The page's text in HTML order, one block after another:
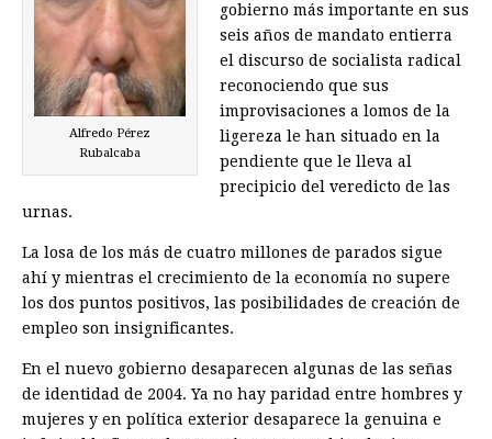
Alfredo Pérez
Rubalcaba
gobierno más importante en sus
seis años de mandato entierra
el discurso de socialista radical
reconociendo que sus
improvisaciones a lomos de la
ligereza le han situado en la
pendiente que le lleva al
precipicio del veredicto de las
urnas.
La losa de los más de cuatro millones de parados sigue
ahí y mientras el crecimiento de la economía no supere
los dos puntos positivos, las posibilidades de creación de
empleo son insignificantes.
En el nuevo gobierno desaparecen algunas de las señas
de identidad de 2004. Ya no hay paridad entre hombres y
mujeres y en política exterior desaparece la genuina e